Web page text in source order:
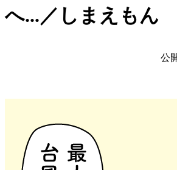
へ...／しまえもん
公